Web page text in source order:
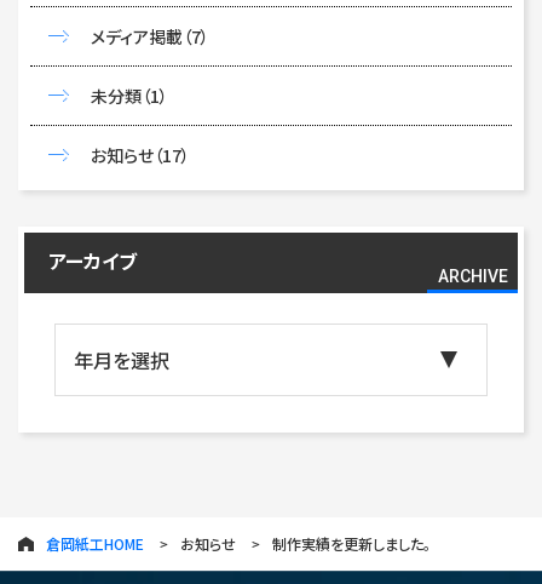
メディア掲載 （7）
未分類（1）
お知らせ（17）
アーカイブ
ARCHIVE
倉岡紙工HOME お知らせ 制作実績を更新しました。